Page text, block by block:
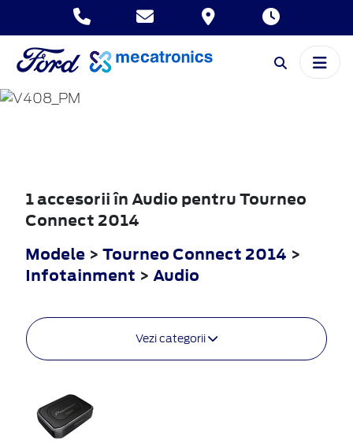
TOURNEO
CONNECT
1 accesorii în Audio pentru Tourneo
Connect 2014
Modele > Tourneo Connect 2014 >
Infotainment > Audio
Vezi categorii